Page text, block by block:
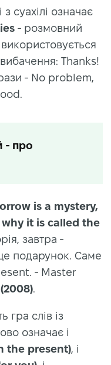
суахілі означає
- розмовний
Thanks!
- No problem,
- про
is a mystery,
it is called the
завтра -
подарунок. Саме
- Master
(2008).
слів із
означає і
the present), і